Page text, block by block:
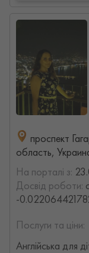
проспект
область,
На порталі з:
Досвід роботи:
-
Послуги та ціни:
Англійська для